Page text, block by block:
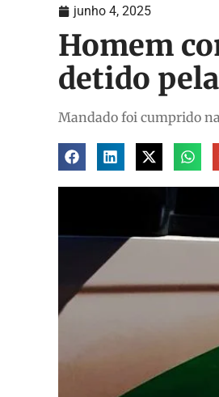
junho 4, 2025
Homem
detido
Mandado foi cumprido